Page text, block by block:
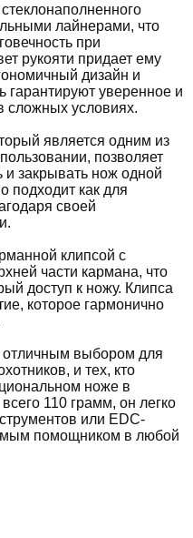
лайнерами, что
при
рукояти придает ему
дизайн и
гарантируют уверенное и
сложных условиях.
является одним из
позволяет
и закрывать нож одной
подходит как для
своей
клипсой с
части кармана, что
доступ к ножу. Клипса
которое гармонично
отличным выбором для
и тех, кто
ноже в
110 грамм, он легко
или EDC-
помощником в любой